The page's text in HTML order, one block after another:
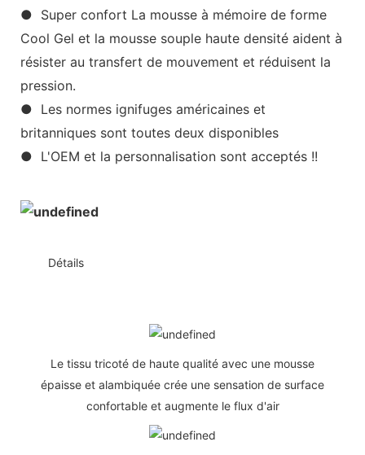
● Super confort La mousse à mémoire de forme
Cool Gel et la mousse souple haute densité aident à
résister au transfert de mouvement et réduisent la
pression.
● Les normes ignifuges américaines et
britanniques sont toutes deux disponibles
● L'OEM et la personnalisation sont acceptés !!
Détails
Le tissu tricoté de haute qualité avec une mousse
épaisse et alambiquée crée une sensation de surface
confortable et augmente le flux d'air